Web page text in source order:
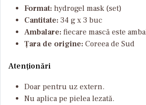
Format: hydrogel mask (set)
Cantitate: 34 g x 3 buc
Ambalare: fiecare mască este
Țara de origine: Coreea de Sud
Atenționări
Doar pentru uz extern.
Nu aplica pe pielea lezată.